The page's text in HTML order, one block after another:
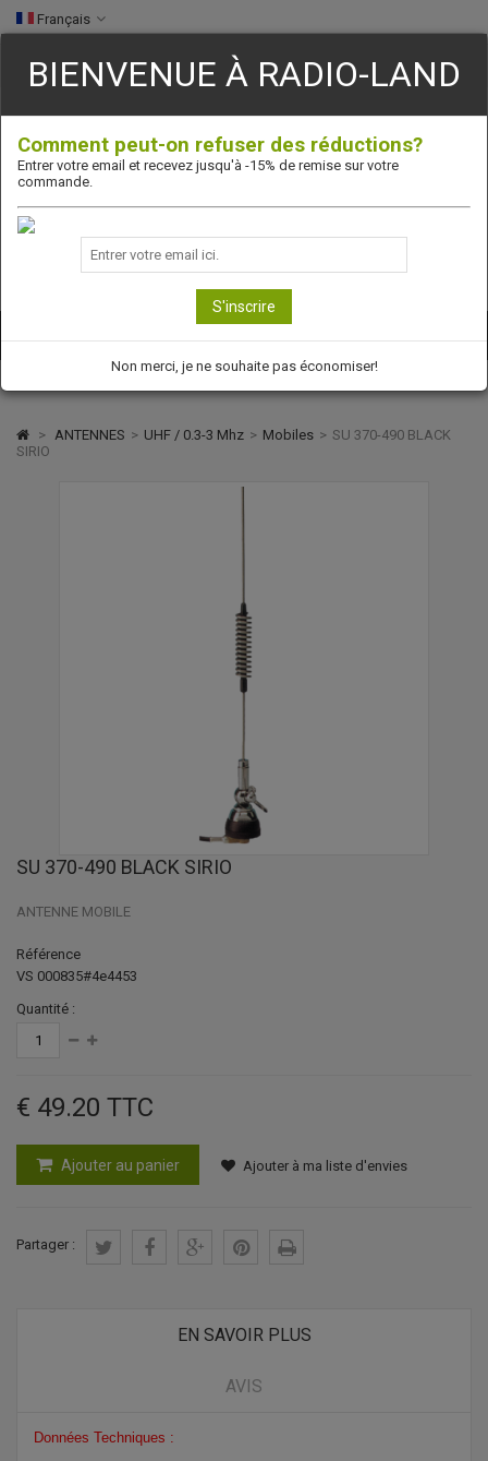
BIENVENUE À RADIO-LAND
Comment peut-on refuser des réductions?
Entrer votre email et recevez jusqu'à -15% de remise sur votre
commande.
S'inscrire
Non merci, je ne souhaite pas économiser!
Télécommunication Professionnelle et Privée
Français
0
> ANTENNES > UHF / 0.3-3 Mhz > Mobiles > SU 370-490 BLACK
SIRIO
SU 370-490 BLACK SIRIO
ANTENNE MOBILE
Référence
VS 000835#4e4453
Quantité :
€ 49.20 TTC
Ajouter au panier Ajouter à ma liste d'envies
Partager :
EN SAVOIR PLUS
AVIS
Données Techniques :